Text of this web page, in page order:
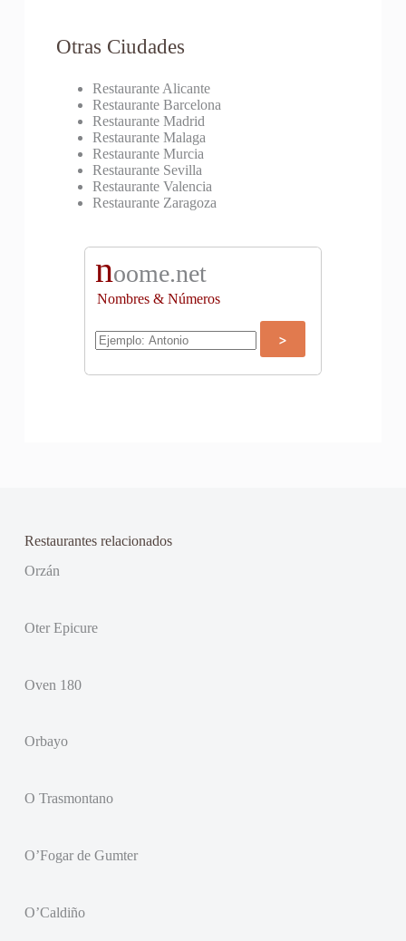
Otras Ciudades
Restaurante Alicante
Restaurante Barcelona
Restaurante Madrid
Restaurante Malaga
Restaurante Murcia
Restaurante Sevilla
Restaurante Valencia
Restaurante Zaragoza
noome.net
Nombres & Números
Restaurantes relacionados
Orzán
Oter Epicure
Oven 180
Orbayo
O Trasmontano
O’Fogar de Gumter
O’Caldiño